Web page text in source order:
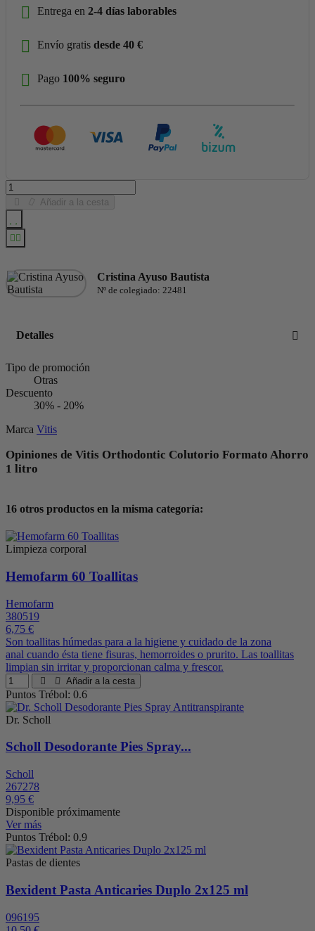
Entrega en 2-4 días laborables
Envío gratis desde 40 €
Pago 100% seguro
Añadir a la cesta
Cristina Ayuso Bautista
Nº de colegiado: 22481
Detalles
Tipo de promoción
Otras
Descuento
30% - 20%
Marca Vitis
Opiniones de Vitis Orthodontic Colutorio Formato Ahorro
1 litro
16 otros productos en la misma categoría:
Limpieza corporal
Hemofarm 60 Toallitas
Hemofarm
380519
6,75 €
Son toallitas húmedas para a la higiene y cuidado de la zona
anal cuando ésta tiene fisuras, hemorroides o prurito. Las toallitas
limpian sin irritar y proporcionan calma y frescor.
Añadir a la cesta
Puntos Trébol: 0.6
Dr. Scholl
Scholl Desodorante Pies Spray...
Scholl
267278
9,95 €
Disponible próximamente
Ver más
Puntos Trébol: 0.9
Pastas de dientes
Bexident Pasta Anticaries Duplo 2x125 ml
096195